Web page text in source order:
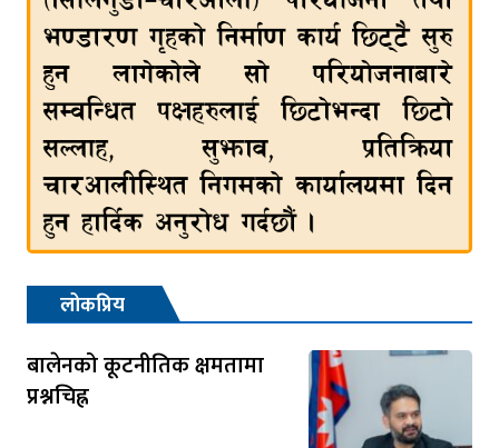
लोकप्रिय
बालेनको कूटनीतिक क्षमतामा
प्रश्नचिह्न